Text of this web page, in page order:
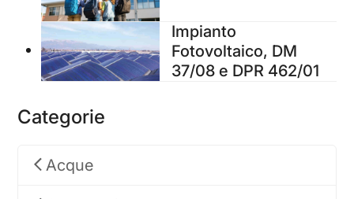
Impianto
Fotovoltaico, DM
37/08 e DPR 462/01
Categorie
Acque